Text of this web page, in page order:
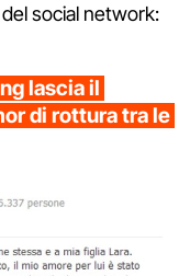
social network:
lascia il
di rottura tra le